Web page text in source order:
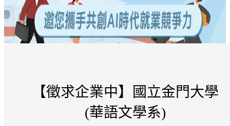
【徵求企業中】國立金門大學
(華語文學系)